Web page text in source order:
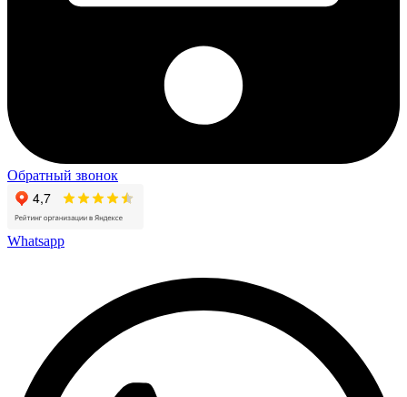
Обратный звонок
Whatsapp